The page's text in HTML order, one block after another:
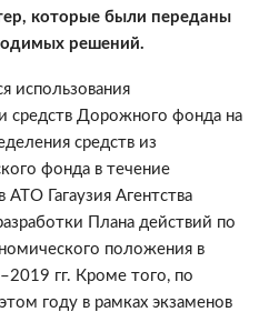
которые были переданы
решений.
использования
средств Дорожного фонда на
средств из
фонда в течение
АТО Гагаузия Агентства
Плана действий по
положения в
гг. Кроме того, по
году в рамках экзаменов